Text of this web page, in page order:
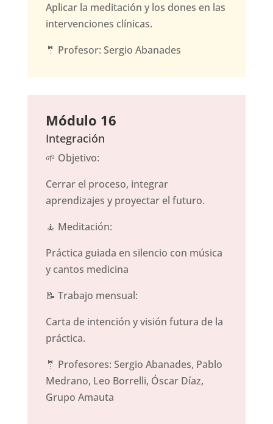
Aplicar la meditación y los dones en las
intervenciones clínicas.
🤵 Profesor: Sergio Abanades
Módulo 16
Integración
🌱 Objetivo:
Cerrar el proceso, integrar
aprendizajes y proyectar el futuro.
🧘 Meditación:
Práctica guiada en silencio con música
y cantos medicina
📝 Trabajo mensual:
Carta de intención y visión futura de la
práctica.
🤵 Profesores: Sergio Abanades, Pablo
Medrano, Leo Borrelli, Óscar Díaz,
Grupo Amauta